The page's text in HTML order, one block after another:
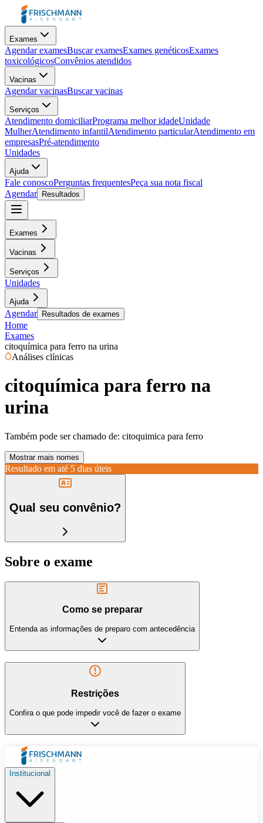
Exames
Agendar examesBuscar examesExames genéticosExames
toxicológicosConvênios atendidos
Vacinas
Agendar vacinasBuscar vacinas
Serviços
Atendimento domiciliarPrograma melhor idadeUnidade
MulherAtendimento infantilAtendimento particularAtendimento em
empresasPré-atendimento
Unidades
Ajuda
Fale conoscoPerguntas frequentesPeça sua nota fiscal
Agendar
Resultados
Exames
Vacinas
Serviços
Unidades
Ajuda
Agendar Resultados de exames
Home
Exames
citoquímica para ferro na urina
Análises clínicas
citoquímica para ferro na
urina
Também pode ser chamado de: citoquimica para ferro
Mostrar mais nomes
Resultado em até 5 dias úteis
Qual seu convênio?
Sobre o exame
Como se preparar
Entenda as informações de preparo com antecedência
Restrições
Confira o que pode impedir você de fazer o exame
Institucional